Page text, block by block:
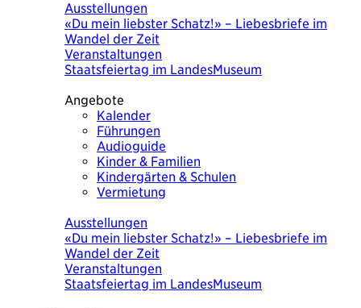
Ausstellungen
«Du mein liebster Schatz!» – Liebesbriefe im
Wandel der Zeit
Veranstaltungen
Staatsfeiertag im LandesMuseum
Angebote
Kalender
Führungen
Audioguide
Kinder & Familien
Kindergärten & Schulen
Vermietung
Ausstellungen
«Du mein liebster Schatz!» – Liebesbriefe im
Wandel der Zeit
Veranstaltungen
Staatsfeiertag im LandesMuseum